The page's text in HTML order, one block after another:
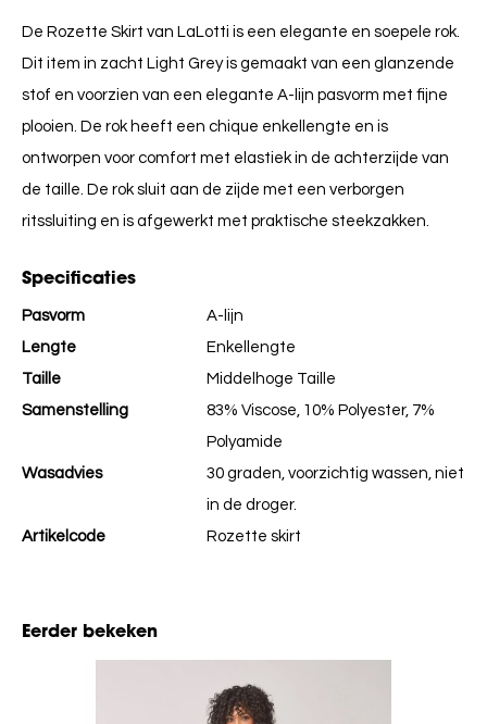
De Rozette Skirt van LaLotti is een elegante en soepele rok.
Dit item in zacht Light Grey is gemaakt van een glanzende
stof en voorzien van een elegante A-lijn pasvorm met fijne
plooien. De rok heeft een chique enkellengte en is
ontworpen voor comfort met elastiek in de achterzijde van
de taille. De rok sluit aan de zijde met een verborgen
ritssluiting en is afgewerkt met praktische steekzakken.
Specificaties
Pasvorm
A-lijn
Lengte
Enkellengte
Taille
Middelhoge Taille
Samenstelling
83% Viscose, 10% Polyester, 7%
Polyamide
Wasadvies
30 graden, voorzichtig wassen, niet
in de droger.
Artikelcode
Rozette skirt
Eerder bekeken